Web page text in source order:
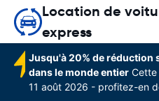
Location de
express
Jusqu'à 20% de réduction
dans le monde entier Cette
11 août 2026 - profitez-en